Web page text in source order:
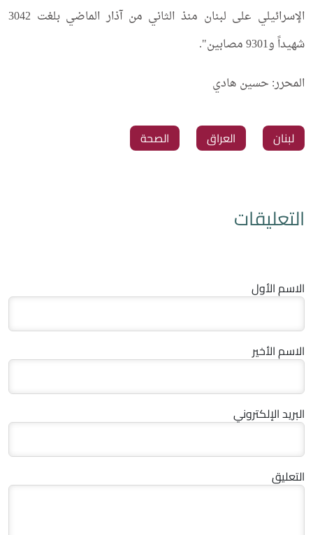
الإسرائيلي على لبنان منذ الثاني من آذار الماضي بلغت 3042
شهيداً و9301 مصابين".
المحرر: حسين هادي
لبنان العراق الصحة
التعليقات
الاسم الأول
الاسم الأخير
البريد الإلكتروني
التعليق